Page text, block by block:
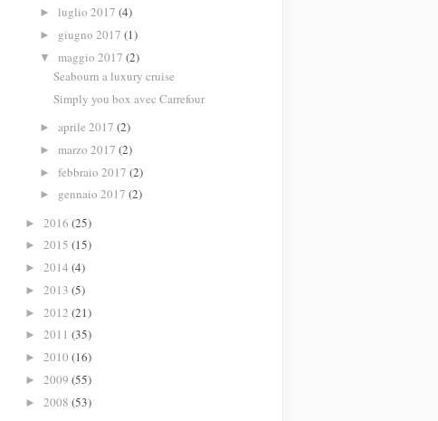
► luglio 2017 (4)
► giugno 2017 (1)
▼ maggio 2017 (2)
Seabourn a luxury cruise
Simply you box avec Carrefour
► aprile 2017 (2)
► marzo 2017 (2)
► febbraio 2017 (2)
► gennaio 2017 (2)
► 2016 (25)
► 2015 (15)
► 2014 (4)
► 2013 (5)
► 2012 (21)
► 2011 (35)
► 2010 (16)
► 2009 (55)
► 2008 (53)